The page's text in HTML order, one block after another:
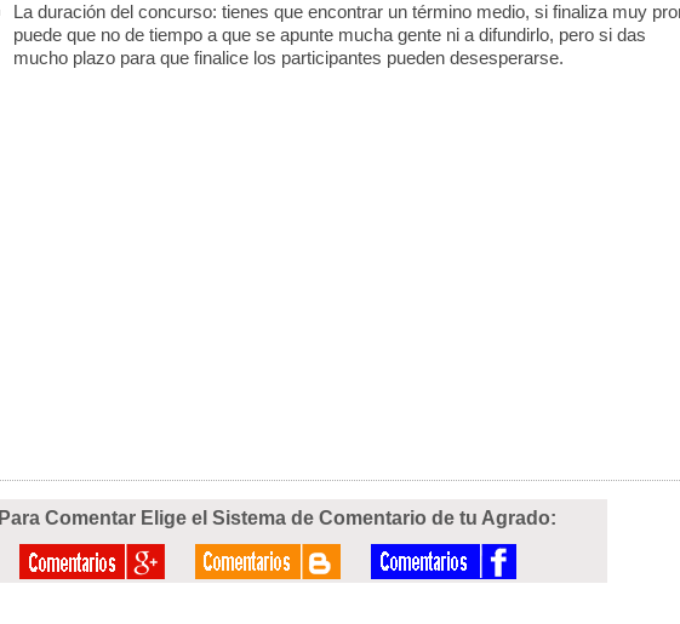
La duración del concurso: tienes que encontrar un término medio, si finaliza muy
puede que no de tiempo a que se apunte mucha gente ni a difundirlo, pero si das
mucho plazo para que finalice los participantes pueden desesperarse.
Para Comentar Elige el Sistema de Comentario de tu Agrado: